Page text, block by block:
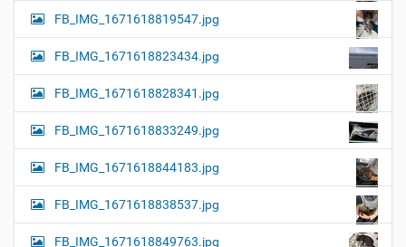
FB_IMG_1671618819547.jpg
FB_IMG_1671618823434.jpg
FB_IMG_1671618828341.jpg
FB_IMG_1671618833249.jpg
FB_IMG_1671618844183.jpg
FB_IMG_1671618838537.jpg
FB_IMG_1671618849763.jpg